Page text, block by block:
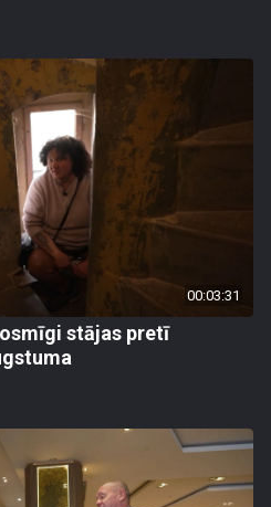
00:03:31
stājas pretī